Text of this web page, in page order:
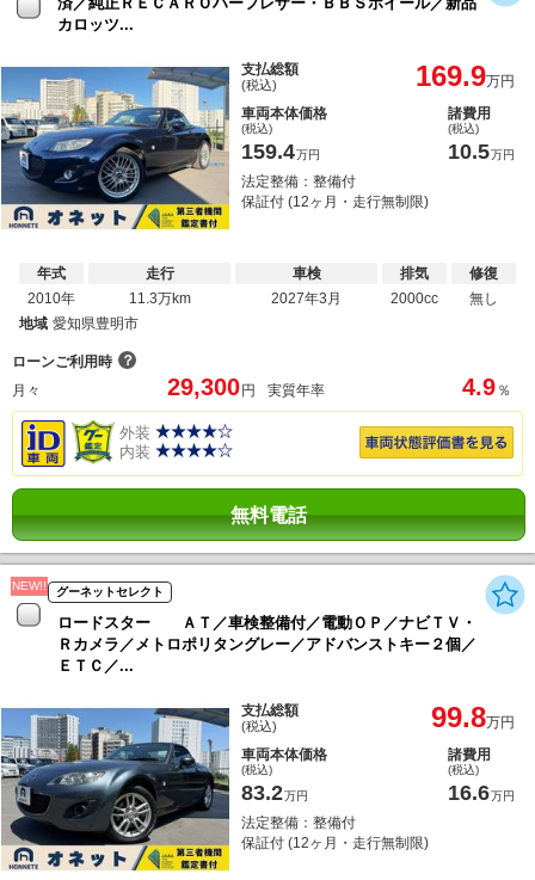
カロッツ...
支払総額
(税込) 169.9万円
車両本体価格
(税込)
159.4万円
諸費用
(税込)
10.5万円
法定整備：整備付
保証付 (12ヶ月・走行無制限)
年式
2010年
走行
11.3万km
車検
2027年3月
排気
2000cc
修復
無し
地域 愛知県豊明市
ローンご利用時 ？
月々
29,300 円 実質年率 4.9 ％
外装
内装
無料電話
NEW!! グーネットセレクト
ロードスター ＡＴ／車検整備付／電動ＯＰ／ナビＴＶ・
Ｒカメラ／メトロポリタングレー／アドバンストキー２個／
ＥＴＣ／...
支払総額
(税込) 99.8万円
車両本体価格
(税込)
83.2万円
諸費用
(税込)
16.6万円
法定整備：整備付
保証付 (12ヶ月・走行無制限)